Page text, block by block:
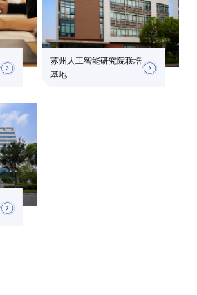
苏州人工智能研究院联培
基地